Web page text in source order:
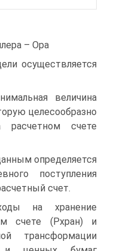
– Ора
осуществляется
величина
целесообразно
счете
определяется
поступления
счет.
на хранение
счете (Рхран) и
трансформации